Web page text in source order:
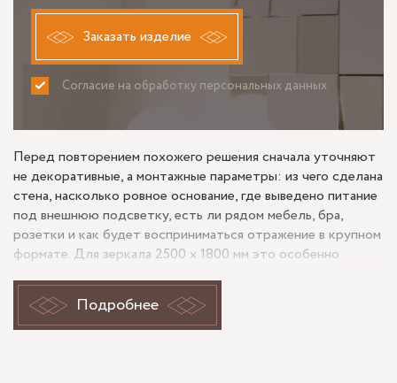
Заказать изделие
Согласие на обработку персональных данных
ПРИНИМАЮ НЕ ПРИНИМАЮ
Перед повторением похожего решения сначала уточняют
не декоративные, а монтажные параметры: из чего сделана
стена, насколько ровное основание, где выведено питание
под внешнюю подсветку, есть ли рядом мебель, бра,
розетки и как будет восприниматься отражение в крупном
формате. Для зеркала 2500 x 1800 мм это особенно
неровности основания, а свет по периметру или снаружи
усиливает любые перекосы. Отдельно проверяют
обработку кромки, безопасные отступы от смежной
Подробнее